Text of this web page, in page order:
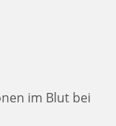
im Blut bei